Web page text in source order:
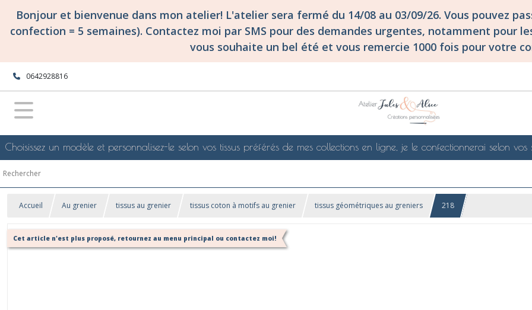
Bonjour et bienvenue dans mon atelier! L'atelier sera fermé du 14/08 au 03/09/26. Vous pouvez
confection = 5 semaines). Contactez moi par SMS pour des demandes urgentes, notamment pour
vous souhaite un bel été et vous remercie 1000 fois pour votre
0642928816
Choisissez un modèle et personnalisez-le selon vos tissus préférés de mes collections en ligne, je le confectionnerai selon vos
Accueil Au grenier tissus au grenier tissus coton à motifs au grenier tissus géométriques au greniers 218
Cet article n'est plus proposé, retournez au menu principal ou contactez moi!